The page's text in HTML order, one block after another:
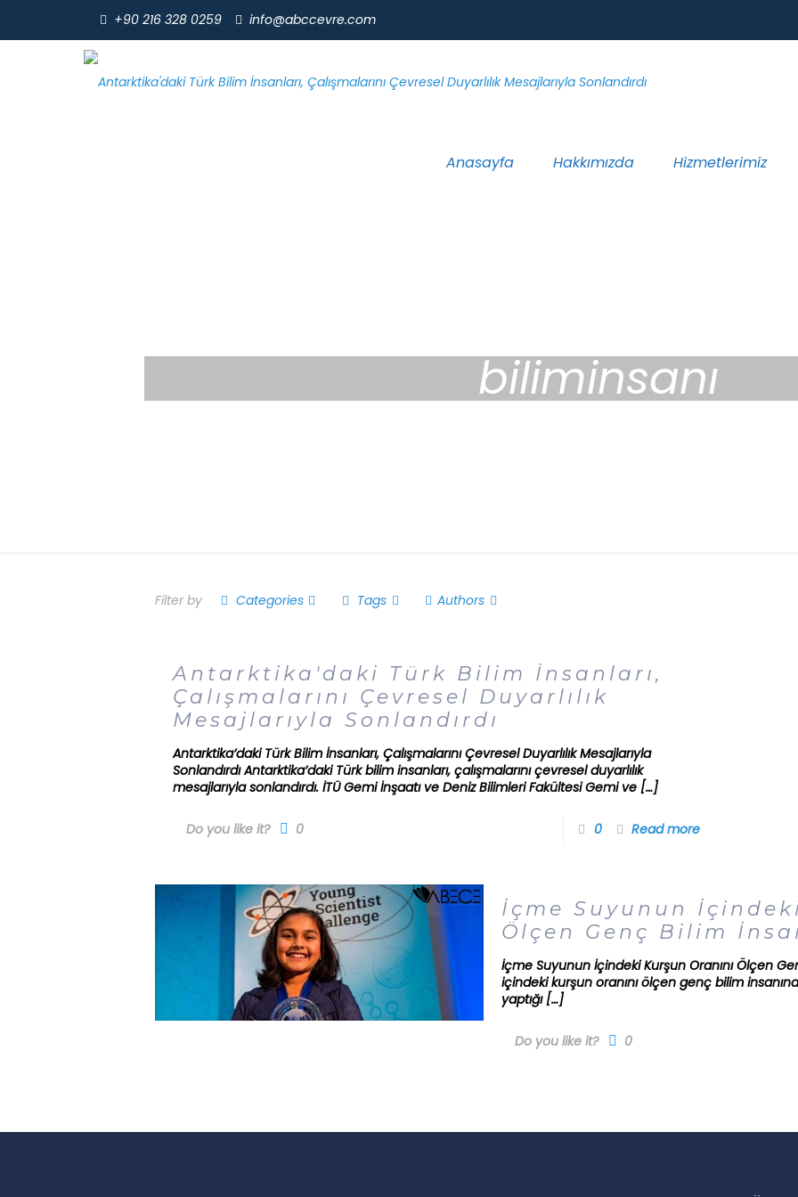
+90 216 328 0259 info@abccevre.com
Anasayfa Hakkımızda Hizmetlerimiz
biliminsanı
Filter by Categories Tags Authors
Antarktika'daki Türk Bilim İnsanları,
Çalışmalarını Çevresel Duyarlılık
Mesajlarıyla Sonlandırdı
Antarktika’daki Türk Bilim İnsanları, Çalışmalarını Çevresel Duyarlılık Mesajlarıyla
Sonlandırdı Antarktika’daki Türk bilim insanları, çalışmalarını çevresel duyarlılık
mesajlarıyla sonlandırdı. İTÜ Gemi İnşaatı ve Deniz Bilimleri Fakültesi Gemi ve […]
Do you like it? 0 0 Read more
İçme Suyunun
Ölçen Genç Bilim
İçme Suyunun İçindeki Kurşun Oranını Ölçen
içindeki kurşun oranını ölçen genç bilim
yaptığı[…]
Do you like it? 0